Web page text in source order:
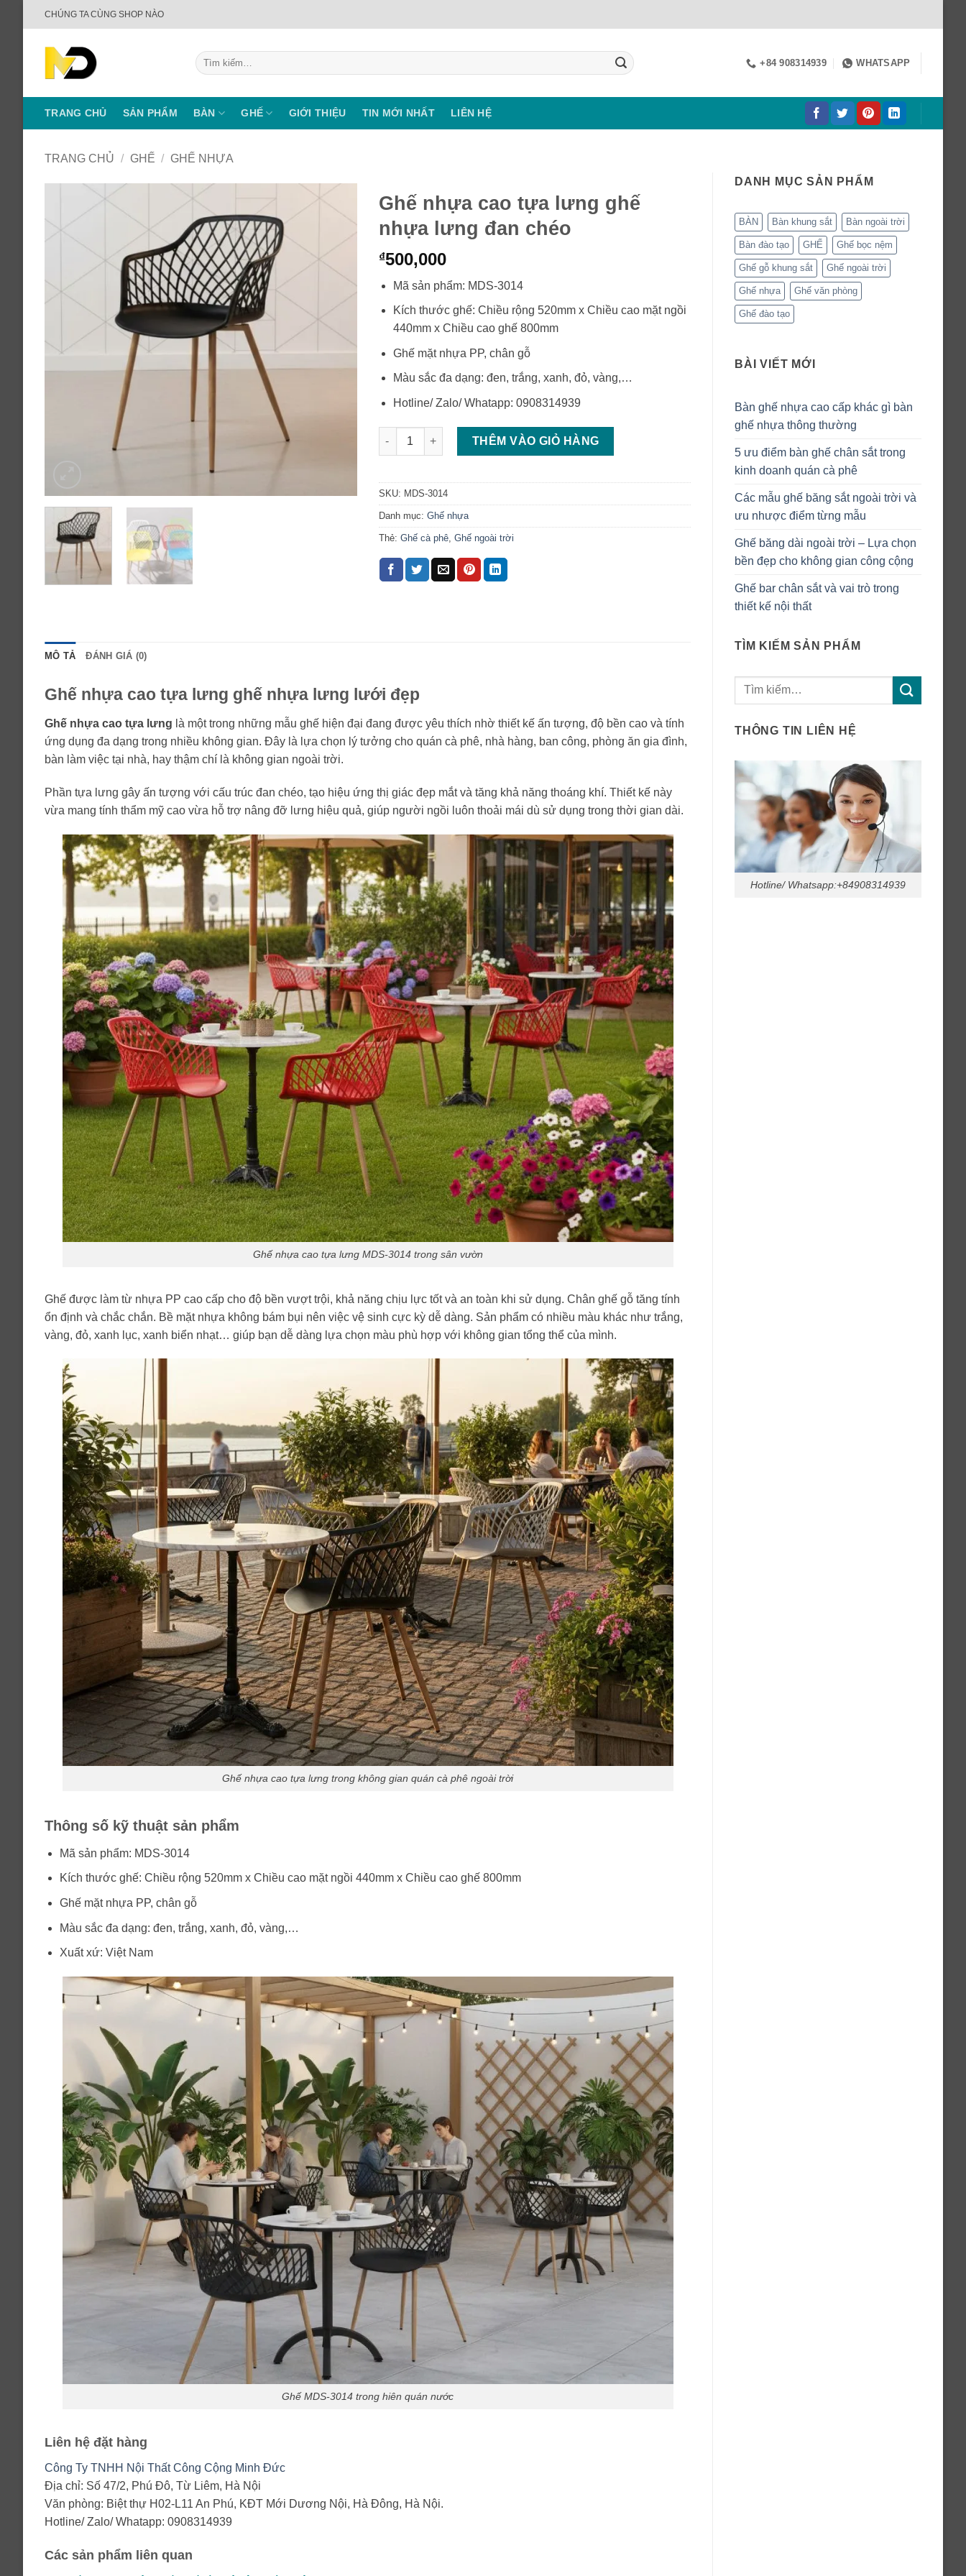
qua
CHÚNG TA CÙNG SHOP NÀO
Tìm
kiếm:
+84 908314939 WHATSAPP
TRANG CHỦ SẢN PHẨM BÀN GHẾ GIỚI THIỆU TIN MỚI NHẤT LIÊN HỆ
TRANG CHỦ / GHẾ / GHẾ NHỰA
DANH MỤC SẢN PHẨM
BÀN Bàn khung sắt Bàn ngoài trời
Bàn đào tạo GHẾ Ghế bọc nệm
Ghế gỗ khung sắt Ghế ngoài trời
Ghế nhựa Ghế văn phòng
Ghế đào tạo
BÀI VIẾT MỚI
Bàn ghế nhựa cao cấp khác gì bàn
ghế nhựa thông thường
5 ưu điểm bàn ghế chân sắt trong
kinh doanh quán cà phê
Các mẫu ghế băng sắt ngoài trời và
ưu nhược điểm từng mẫu
Ghế băng dài ngoài trời – Lựa chọn
bền đẹp cho không gian công cộng
Ghế bar chân sắt và vai trò trong
thiết kế nội thất
TÌM KIẾM SẢN PHẨM
Tìm
THÔNG TIN LIÊN HỆ
Hotline/ Whatsapp:+84908314939
Ghế nhựa cao tựa lưng ghế
nhựa lưng đan chéo
₫500,000
Mã sản phẩm: MDS-3014
Kích thước ghế: Chiều rộng 520mm x Chiều cao mặt ngồi
440mm x Chiều cao ghế 800mm
Ghế mặt nhựa PP, chân gỗ
Màu sắc đa dạng: đen, trắng, xanh, đỏ, vàng,…
Hotline/ Zalo/ Whatapp: 0908314939
Ghế nhựa cao tựa lưng ghế nhựa lưng đan chéo số lượng
THÊM VÀO GIỎ HÀNG
SKU: MDS-3014
Danh mục: Ghế nhựa
Thẻ: Ghế cà phê, Ghế ngoài trời
MÔ TẢ ĐÁNH GIÁ (0)
Ghế nhựa cao tựa lưng ghế nhựa lưng lưới đẹp
Ghế nhựa cao tựa lưng là một trong những mẫu ghế hiện đại đang được yêu thích nhờ thiết kế ấn tượng, độ bền cao và tính
ứng dụng đa dạng trong nhiều không gian. Đây là lựa chọn lý tưởng cho quán cà phê, nhà hàng, ban công, phòng ăn gia đình,
bàn làm việc tại nhà, hay thậm chí là không gian ngoài trời.
Phần tựa lưng gây ấn tượng với cấu trúc đan chéo, tạo hiệu ứng thị giác đẹp mắt và tăng khả năng thoáng khí. Thiết kế này
vừa mang tính thẩm mỹ cao vừa hỗ trợ nâng đỡ lưng hiệu quả, giúp người ngồi luôn thoải mái dù sử dụng trong thời gian dài.
Ghế nhựa cao tựa lưng MDS-3014 trong sân vườn
Ghế được làm từ nhựa PP cao cấp cho độ bền vượt trội, khả năng chịu lực tốt và an toàn khi sử dụng. Chân ghế gỗ tăng tính
ổn định và chắc chắn. Bề mặt nhựa không bám bụi nên việc vệ sinh cực kỳ dễ dàng. Sản phẩm có nhiều màu khác như trắng,
vàng, đỏ, xanh lục, xanh biển nhạt… giúp bạn dễ dàng lựa chọn màu phù hợp với không gian tổng thể của mình.
Ghế nhựa cao tựa lưng trong không gian quán cà phê ngoài trời
Thông số kỹ thuật sản phẩm
Mã sản phẩm: MDS-3014
Kích thước ghế: Chiều rộng 520mm x Chiều cao mặt ngồi 440mm x Chiều cao ghế 800mm
Ghế mặt nhựa PP, chân gỗ
Màu sắc đa dạng: đen, trắng, xanh, đỏ, vàng,…
Xuất xứ: Việt Nam
Ghế MDS-3014 trong hiên quán nước
Liên hệ đặt hàng
Công Ty TNHH Nội Thất Công Cộng Minh Đức
Địa chỉ: Số 47/2, Phú Đô, Từ Liêm, Hà Nội
Văn phòng: Biệt thự H02-L11 An Phú, KĐT Mới Dương Nội, Hà Đông, Hà Nội.
Hotline/ Zalo/ Whatapp: 0908314939
Các sản phẩm liên quan